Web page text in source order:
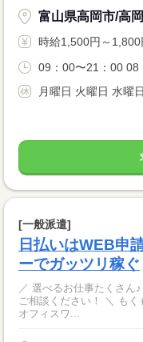
富山県高岡市/高
時給1,500円～1,800
09：00〜21：00 08
月曜日 火曜日 水曜
[一般派遣]
日払いはWEB申
ーでガッツリ稼ぐ
／ 選べるお仕事たくさん
ご相談ください！ ＼ もくもく軽作業、半導体製造、フォークリフト
オフィスワ...